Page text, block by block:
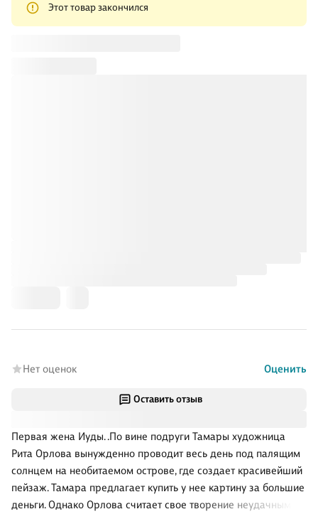
Оставить отзыв
Первая жена Иуды. .По вине подруги Тамары художница
Рита Орлова вынужденно проводит весь день под палящим
солнцем на необитаемом острове, где создает красивейший
пейзаж. Тамара предлагает купить у нее картину за большие
деньги. Однако Орлова считает свое творение неудачным и
Этот товар закончился
Нет оценок Оценить